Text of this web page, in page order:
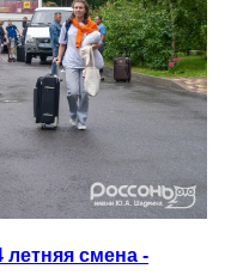
смена -